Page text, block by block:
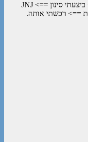
היה לי מזומן בחשבון ==> ביצעתי סינון ==> JNJ
==> רכשתי אותה.